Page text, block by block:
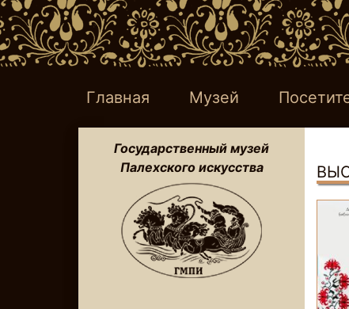
Главная Музей
Государственный музей
Палехского искусства